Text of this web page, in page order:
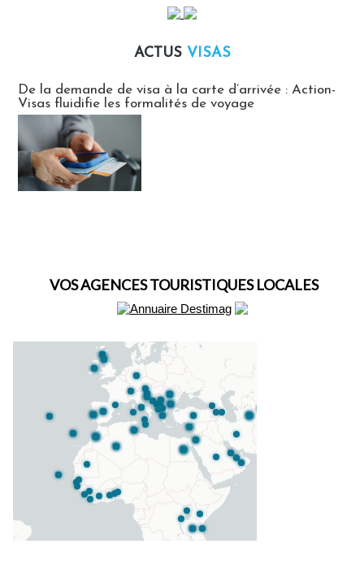
ACTUS VISAS
De la demande de visa à la carte d’arrivée : Action-
Visas fluidifie les formalités de voyage
VOS AGENCES TOURISTIQUES LOCALES